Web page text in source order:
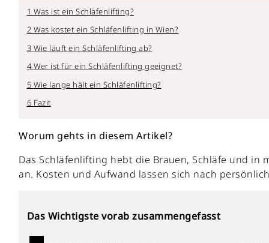
Was ist ein Schläfenlifting?
Was kostet ein Schläfenlifting in Wien?
Wie läuft ein Schläfenlifting ab?
Wer ist für ein Schläfenlifting geeignet?
Wie lange hält ein Schläfenlifting?
Fazit
Worum gehts in diesem Artikel?
Das Schläfenlifting hebt die Brauen, Schläfe und in
an. Kosten und Aufwand lassen sich nach
Das Wichtigste vorab zusammengefasst